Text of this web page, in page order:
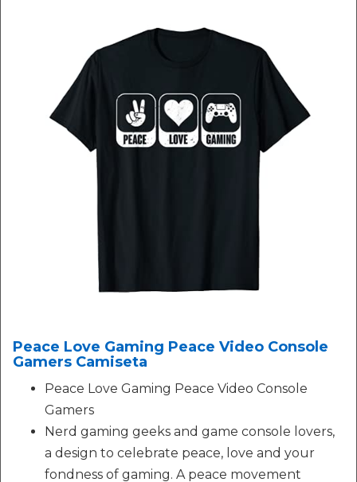
Peace Love Gaming Peace Video Console
Gamers Camiseta
Peace Love Gaming Peace Video Console
Gamers
Nerd gaming geeks and game console lovers,
a design to celebrate peace, love and your
fondness of gaming. A peace movement